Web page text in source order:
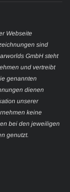
Webseite
sind
GmbH steht
und vertreibt
genannten
dienen
unserer
keine
bei den jeweiligen
genutzt.